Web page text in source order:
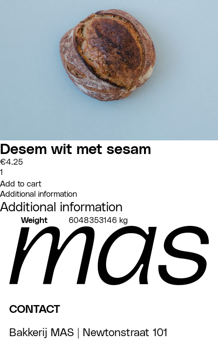
Desem wit met sesam
€4.25
Desem
wit
met
sesam
quantity
Add to cart
Additional information
Additional information
Weight 6048353146 kg
CONTACT
Bakkerij MAS | Newtonstraat 101